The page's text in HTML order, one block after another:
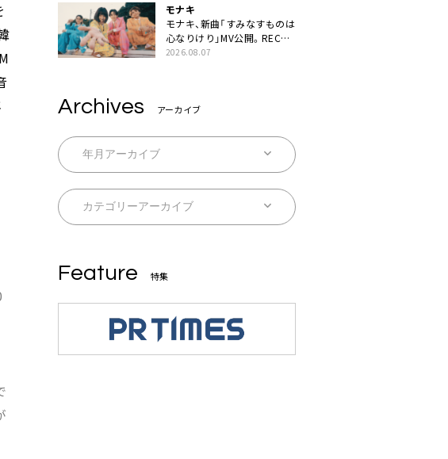
モナキ
モナキ、新曲「すみなすものは
心なりけり」MV公開。RECの
ギターにEvery Little Thing・
2026.08.07
Archives アーカイブ
Feature 特集